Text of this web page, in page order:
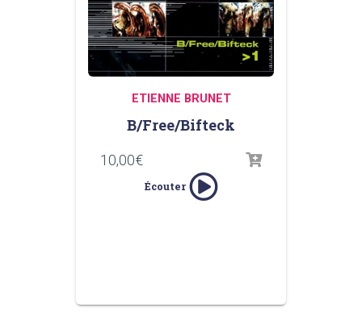
ETIENNE BRUNET
B/Free/Bifteck
10,00€
Écouter